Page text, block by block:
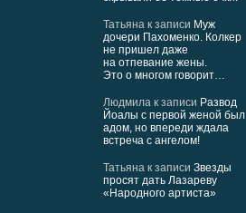
Татьяна к записи Муж
дочери Пахоменко. Колкер
не пришел даже
на отпевание жены.
Это о многом говорит…
Людмила к записи Развод
Йоалы с первой женой был
адом, но впереди ждала
встреча с ангелом!
Татьяна к записи Звезды
просят дать Лазареву
«Народного артиста»